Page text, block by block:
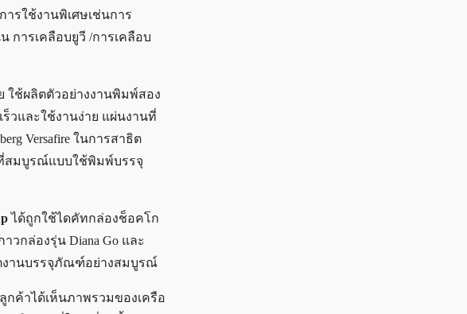
ารใช้งานพิเศษเช่นการ
การเคลือบยูวี /การเคลือบ
ใช้ผลิตตัวอย่างงานพิมพ์สอง
วและใช้งานง่าย แผ่นงานที่
Versafire ในการสาธิต
ที่สมบูรณ์แบบใช้พิมพ์บรรจุ
ได้ถูกใช้ไดคัทกล่องช็อคโก
วกล่องรุ่น Diana Go และ
ตงานบรรจุภัณฑ์อย่างสมบูรณ์
ค้าได้เห็นภาพรวมของเครือ